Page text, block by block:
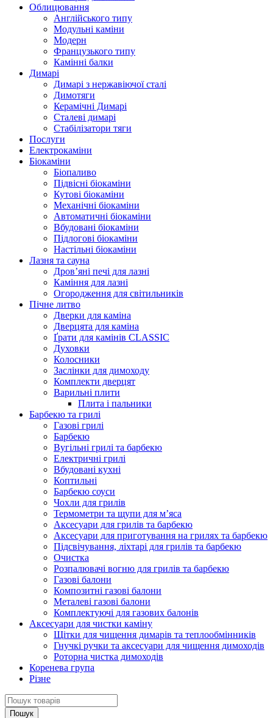
Облицювання
Англійського типу
Модульні каміни
Модерн
Французького типу
Камінні балки
Димарі
Димарі з нержавіючої сталі
Димотяги
Керамічні Димарі
Сталеві димарі
Стабілізатори тяги
Послуги
Електрокаміни
Біокаміни
Біопаливо
Підвісні біокаміни
Кутові біокаміни
Механічні біокаміни
Автоматичні біокаміни
Вбудовані біокаміни
Підлогові біокаміни
Настільні біокаміни
Лазня та сауна
Дров’яні печі для лазні
Каміння для лазні
Огородження для світильників
Пічне литво
Дверки для каміна
Дверцята для каміна
Ґрати для камінів CLASSIC
Духовки
Колосники
Заслінки для димоходу
Комплекти дверцят
Варильні плити
Плита і пальники
Барбекю та грилі
Газові грилі
Барбекю
Вугільні грилі та барбекю
Електричні грилі
Вбудовані кухні
Коптильні
Барбекю соуси
Чохли для грилів
Термометри та щупи для м’яса
Аксесуари для грилів та барбекю
Аксесуари для приготування на грилях та барбекю
Підсвічування, ліхтарі для грилів та барбекю
Очистка
Розпалювачі вогню для грилів та барбекю
Газові балони
Композитні газові балони
Металеві газові балони
Комплектуючі для газових балонів
Аксесуари для чистки каміну
Щітки для чищення димарів та теплообмінників
Гнучкі ручки та аксесуари для чищення димоходів
Роторна чистка димоходів
Коренева група
Різне